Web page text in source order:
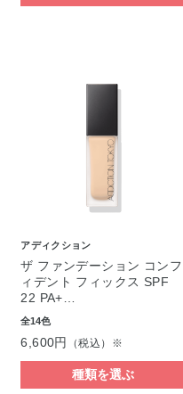
アディクション
ザ ファンデーション コンフ
ィデント フィックス SPF
22 PA+…
全14色
6,600円 （税込）※
種類を選ぶ